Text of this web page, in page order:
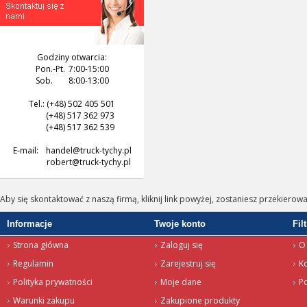
Godziny otwarcia:
Pon.-Pt. 7:00-15:00
Sob.
8:00-13:00
Tel.: (+48) 502 405 501
(+48) 517 362 973
(+48) 517 362 539
E-mail:
handel@truck-tychy.pl
robert@truck-tychy.pl
Aby się skontaktować z naszą firmą, kliknij link powyżej, zostaniesz
Informacje
Strona główna
Regulamin
Polityka prywatności
Warunki zakupu
Twoje konto
Zaloguj się
Zarejestruj się
Moje dane
Zakupione produkty